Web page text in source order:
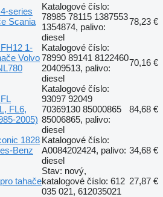
series
Scania
Katalogové číslo:
78985 78115 1387553
1354874, palivo:
diesel
78,23 €
1-
Volvo
Katalogové číslo:
78990 89141 8122460
20409513, palivo:
diesel
70,16 €
FL6,
2005)
Katalogové číslo:
93097 92049
70369130 85000865
85006865, palivo:
diesel
84,68 €
1828
Benz
Katalogové číslo:
A0084202424, palivo:
diesel
34,68 €
tahače
Stav: nový,
katalogové číslo: 612
035 021, 612035021
27,87 €